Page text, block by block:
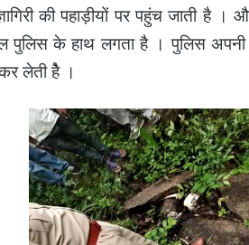
की पहाड़ीयों पर पहुंच जाती है
के हाथ लगता है । पुलिस अपनी
लेती हेै ।